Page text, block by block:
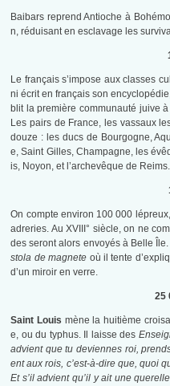
Baibars reprend Antioche à
n, réduisant en esclavage les
Le français s’impose aux classes
ni écrit en français son
blit la première communauté juive
Les pairs de France, les vassaux
douze : les ducs de Bourgogne,
e, Saint Gilles, Champagne, les
is, Noyon, et l’archevêque de Reims.
On compte environ 100 000
adreries. Au XVIII° siècle, on ne
des seront alors envoyés à Belle
stola de magnete où il tente
d’un miroir en verre.
25
Saint Louis mène la huitième
e, ou du typhus. Il laisse des
advient que tu deviennes roi,
ent aux rois, c’est-à-dire que, quoi
Et s’il advient qu’il y ait une